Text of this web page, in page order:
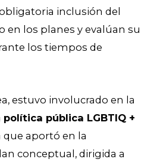
inclusión del
en los planes y evalúan su
los tiempos de
estuvo involucrado en la
política pública LGBTIQ +
que aportó en la
conceptual, dirigida a